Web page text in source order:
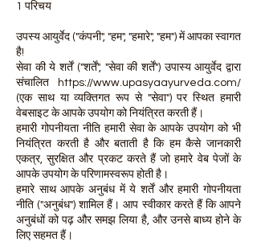
1 परिचय
उपस्य आयुर्वेद ("कंपनी", "हम", "हमारे", "हम") में आपका स्वागत
है!
सेवा की ये शर्तें ("शर्तें", "सेवा की शर्तें") उपास्य आयुर्वेद द्वारा
संचालित
https://www.upasyaayurveda.com/
(एक साथ या व्यक्तिगत रूप से "सेवा") पर स्थित हमारी
वेबसाइट के आपके उपयोग को नियंत्रित करती हैं।
हमारी गोपनीयता नीति हमारी सेवा के आपके उपयोग को भी
नियंत्रित करती है और बताती है कि हम कैसे जानकारी
एकत्र, सुरक्षित और प्रकट करते हैं जो हमारे वेब पेजों के
आपके उपयोग के परिणामस्वरूप होती है।
हमारे साथ आपके अनुबंध में ये शर्तें और हमारी गोपनीयता
नीति ("अनुबंध") शामिल हैं। आप स्वीकार करते हैं कि आपने
अनुबंधों को पढ़ और समझ लिया है, और उनसे बाध्य होने के
लिए सहमत हैं।